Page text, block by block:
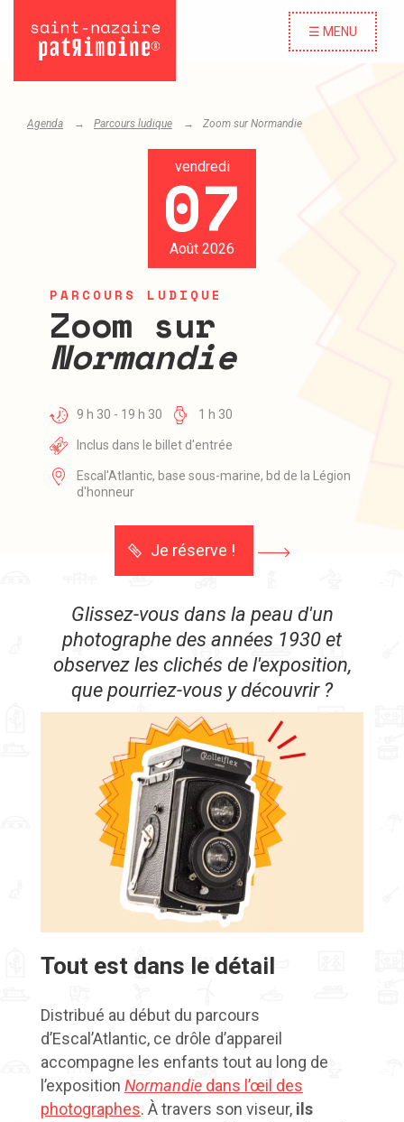
☰ MENU
Agenda Parcours ludique Zoom sur Normandie
vendredi
07
Août 2026
PARCOURS LUDIQUE
Zoom sur
Normandie
9 h 30 - 19 h 30 1 h 30
Inclus dans le billet d'entrée
Escal'Atlantic, base sous-marine, bd de la Légion
d'honneur
Je réserve !
Glissez-vous dans la peau d'un
photographe des années 1930 et
observez les clichés de l'exposition,
que pourriez-vous y découvrir ?
Tout est dans le détail
Distribué au début du parcours
d’Escal’Atlantic, ce drôle d’appareil
accompagne les enfants tout au long de
l’exposition Normandie dans l’œil des
photographes. À travers son viseur, ils